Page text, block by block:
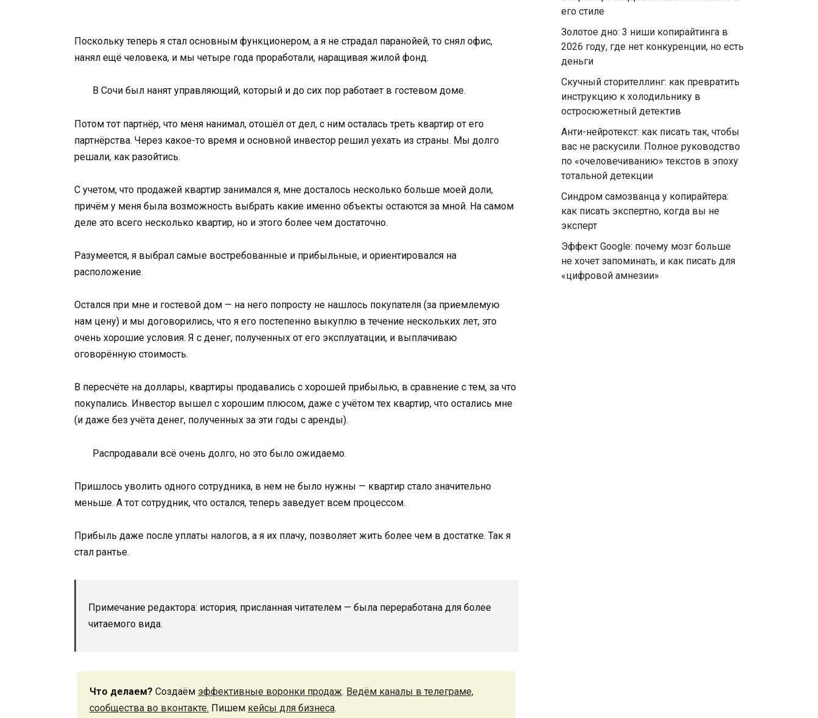
Поскольку теперь я стал основным функционером, а я не страдал паранойей, то снял офис,
нанял ещё человека, и мы четыре года проработали, наращивая жилой фонд.
В Сочи был нанят управляющий, который и до сих пор работает в гостевом доме.
Потом тот партнёр, что меня нанимал, отошёл от дел, с ним осталась треть квартир от его
партнёрства. Через какое-то время и основной инвестор решил уехать из страны. Мы долго
решали, как разойтись.
С учетом, что продажей квартир занимался я, мне досталось несколько больше моей доли,
причём у меня была возможность выбрать какие именно объекты остаются за мной. На самом
деле это всего несколько квартир, но и этого более чем достаточно.
Разумеется, я выбрал самые востребованные и прибыльные, и ориентировался на
расположение.
Остался при мне и гостевой дом — на него попросту не нашлось покупателя (за приемлемую
нам цену) и мы договорились, что я его постепенно выкуплю в течение нескольких лет, это
очень хорошие условия. Я с денег, полученных от его эксплуатации, и выплачиваю
оговорённую стоимость.
В пересчёте на доллары, квартиры продавались с хорошей прибылью, в сравнение с тем, за что
покупались. Инвестор вышел с хорошим плюсом, даже с учётом тех квартир, что остались мне
(и даже без учёта денег, полученных за эти годы с аренды).
Распродавали всё очень долго, но это было ожидаемо.
Пришлось уволить одного сотрудника, в нем не было нужны — квартир стало значительно
меньше. А тот сотрудник, что остался, теперь заведует всем процессом.
Прибыль даже после уплаты налогов, а я их плачу, позволяет жить более чем в достатке. Так я
стал рантье.
Примечание редактора: история, присланная читателем — была переработана для более
читаемого вида.
Что делаем? Создаём эффективные воронки продаж. Ведём каналы в телеграме,
сообщества во вконтакте. Пишем кейсы для бизнеса.
его стиле
Золотое дно: 3 ниши копирайтинга в
2026 году, где нет конкуренции, но есть
деньги
Скучный сторителлинг: как превратить
инструкцию к холодильнику в
остросюжетный детектив
Анти-нейротекст: как писать так, чтобы
вас не раскусили. Полное руководство
по «очеловечиванию» текстов в эпоху
тотальной детекции
Синдром самозванца у копирайтера:
как писать экспертно, когда вы не
эксперт
Эффект Google: почему мозг больше
не хочет запоминать, и как писать для
«цифровой амнезии»